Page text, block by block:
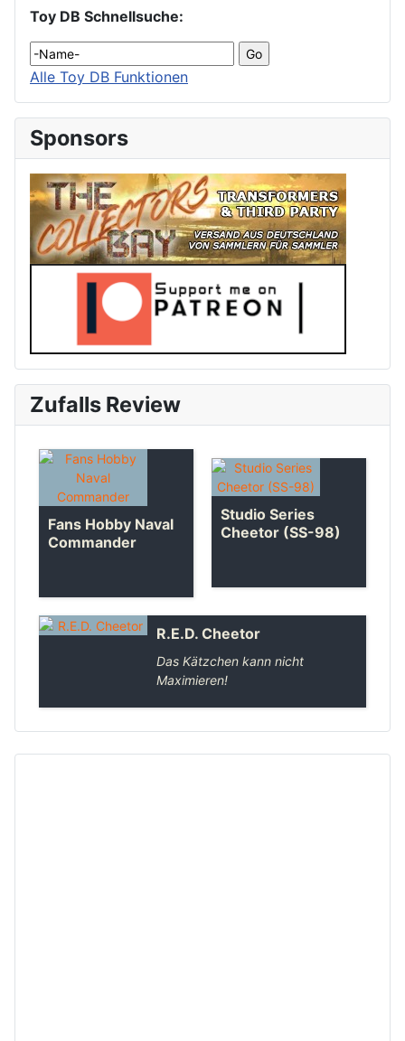
Toy DB Schnellsuche:
Alle Toy DB Funktionen
Sponsors
Zufalls Review
Fans Hobby Naval
Commander
Studio Series
Cheetor (SS-98)
R.E.D. Cheetor
Das Kätzchen kann nicht
Maximieren!